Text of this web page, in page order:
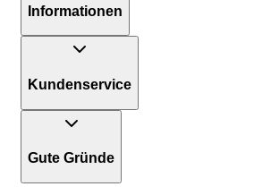
Informationen
Kundenservice
Gute Gründe